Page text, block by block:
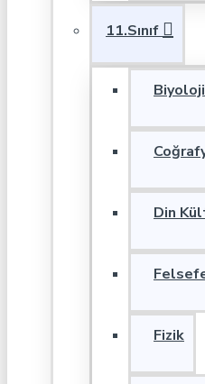
11.Sınıf
Biyoloji
Din
Fizik